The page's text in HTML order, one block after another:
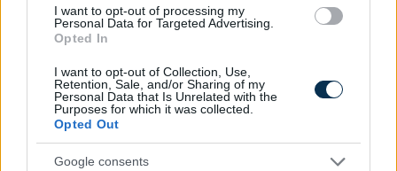
I want to opt-out of processing my
Personal Data for Targeted Advertising.
Opted In
I want to opt-out of Collection, Use,
Retention, Sale, and/or Sharing of my
Personal Data that Is Unrelated with the
Purposes for which it was collected.
Opted Out
Google consents